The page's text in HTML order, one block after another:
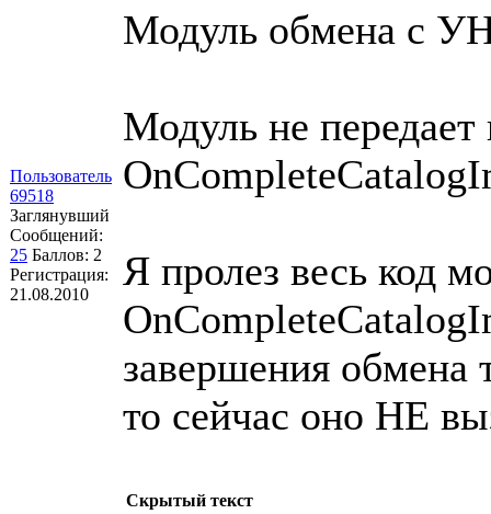
Пользователь
69518
Заглянувший
Сообщений:
25 Баллов: 2
Регистрация:
21.08.2010
Модуль обмена с
Модуль не
Я пролез весь код
завершения обмена
то сейчас оно НЕ
Скрытый текст